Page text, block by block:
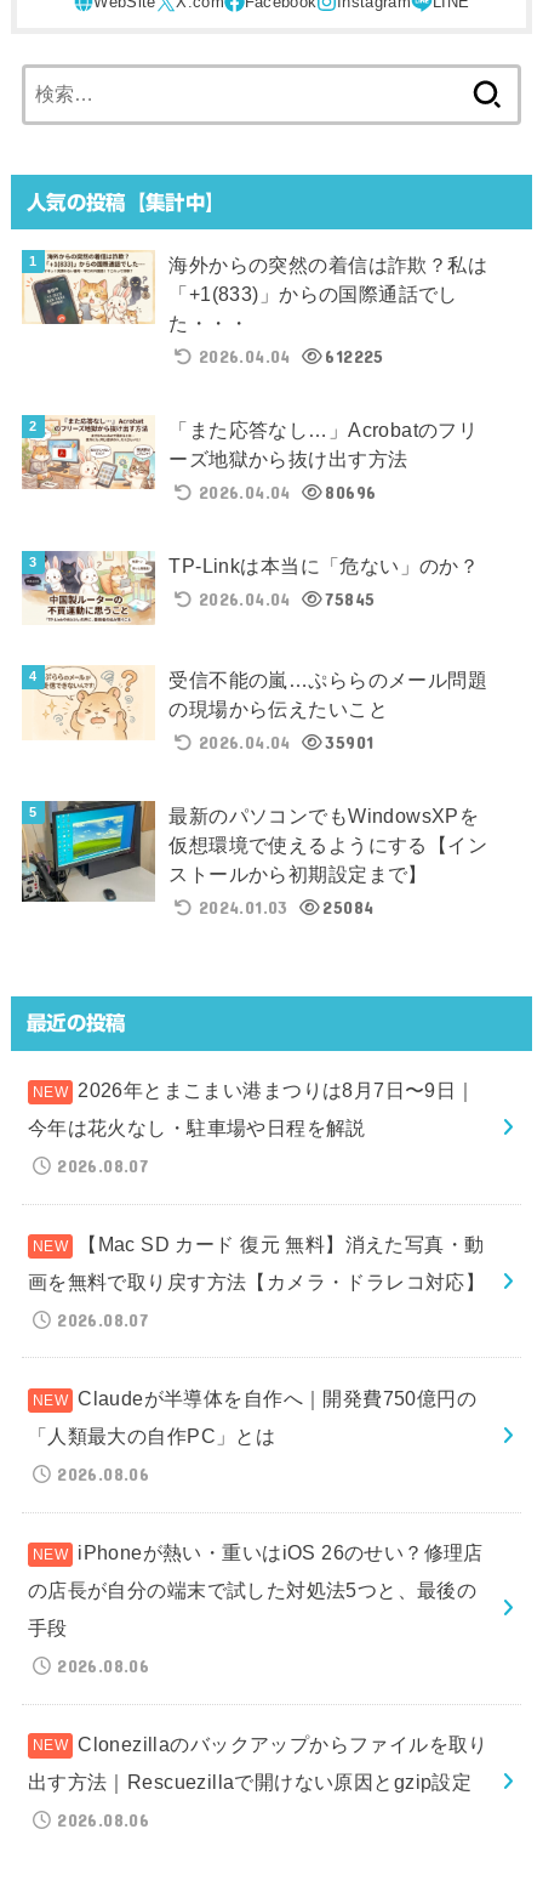
索:
人気の投稿【集計中】
海外からの突然の着信は詐欺？私は
「+1(833)」からの国際通話でし
た・・・
2026.04.04
612225
「また応答なし…」Acrobatのフリ
ーズ地獄から抜け出す方法
2026.04.04
80696
TP-Linkは本当に「危ない」のか？
2026.04.04
75845
受信不能の嵐…ぷららのメール問題
の現場から伝えたいこと
2026.04.04
35901
最新のパソコンでもWindowsXPを
仮想環境で使えるようにする【イン
ストールから初期設定まで】
2024.01.03
25084
最近の投稿
2026年とまこまい港まつりは8月7日〜9日｜
今年は花火なし・駐車場や日程を解説
2026.08.07
【Mac SD カード 復元 無料】消えた写真・動
画を無料で取り戻す方法【カメラ・ドラレコ対応】
2026.08.07
Claudeが半導体を自作へ｜開発費750億円の
「人類最大の自作PC」とは
2026.08.06
iPhoneが熱い・重いはiOS 26のせい？修理店
の店長が自分の端末で試した対処法5つと、最後の
手段
2026.08.06
Clonezillaのバックアップからファイルを取り
出す方法｜Rescuezillaで開けない原因とgzip設定
2026.08.06